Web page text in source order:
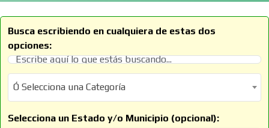
Busca escribiendo en cualquiera de estas dos
opciones:
Ó Selecciona una Categoría
Ó Selecciona una Categoría
Selecciona un Estado y/o Municipio (opcional):